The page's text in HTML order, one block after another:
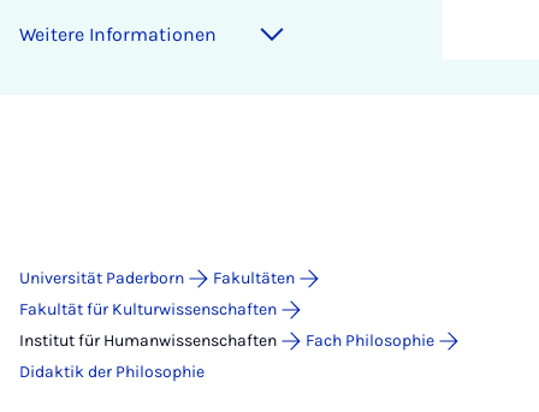
Weitere Informationen
Universität Paderborn
Fakultäten
Fakultät für Kulturwissenschaften
Institut für Humanwissenschaften
Fach Philosophie
Didaktik der Philosophie